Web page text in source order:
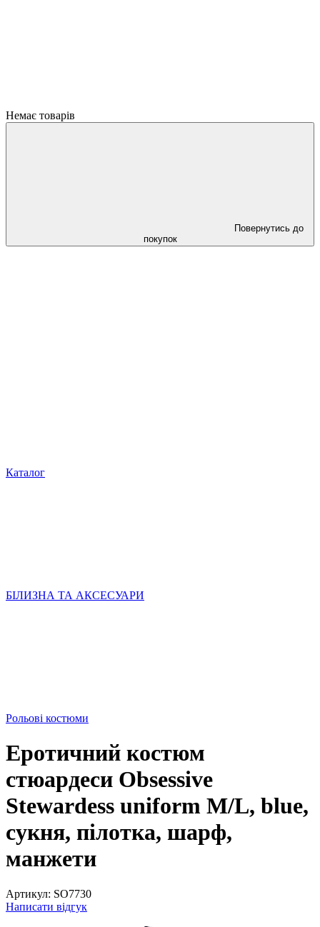
Немає товарів
Повернутись до
покупок
Каталог
БІЛИЗНА ТА АКСЕСУАРИ
Рольові костюми
Еротичний костюм
стюардеси Obsessive
Stewardess uniform M/L, blue,
сукня, пілотка, шарф,
манжети
Артикул: SO7730
Написати відгук